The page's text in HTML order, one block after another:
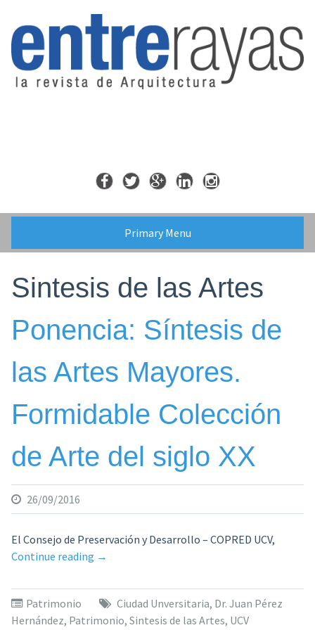
content
Primary Menu
Sintesis de las Artes
Ponencia: Síntesis de
las Artes Mayores.
Formidable Colección
de Arte del siglo XX
26/09/2016
El Consejo de Preservación y Desarrollo – COPRED UCV,
Continue reading «Ponencia:
de
las
Artes
→
Patrimonio Ciudad Unversitaria, Dr. Juan Pérez
Hernández, Patrimonio, Sintesis de las Artes, UCV